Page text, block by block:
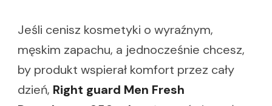
Jeśli cenisz kosmetyki o wyraźnym,
męskim zapachu, a jednocześnie chcesz,
by produkt wspierał komfort przez cały
dzień, Right guard Men Fresh